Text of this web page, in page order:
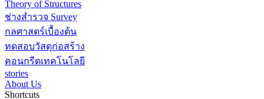
Theory of Structures
ช่างสำรวจ Survey
กลศาสตร์เบื้องต้น
ทดสอบวัสดุก่อสร้าง
คอนกรีตเทคโนโลยี
stories
About Us
Shortcuts